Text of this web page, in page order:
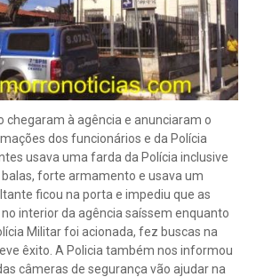
chegaram à agência e anunciaram o
dos funcionários e da Polícia
usava uma farda da Polícia inclusive
forte armamento e usava um
ficou na porta e impediu que as
interior da agência saíssem enquanto
Militar foi acionada, fez buscas na
êxito. A Policia também nos informou
câmeras de segurança vão ajudar na